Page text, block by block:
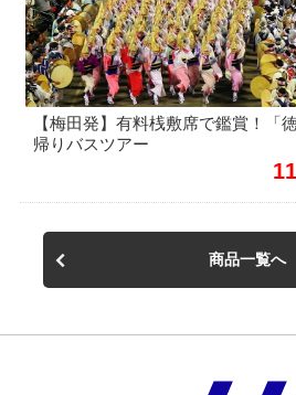
【梅田発】有料桟敷席で鑑賞！「
帰りバスツアー
商品一覧へ